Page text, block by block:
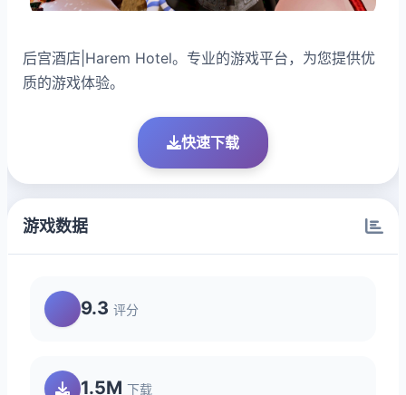
后宫酒店|Harem Hotel。专业的游戏平台，为您提供优
质的游戏体验。
快速下载
游戏数据
9.3 评分
1.5M 下载